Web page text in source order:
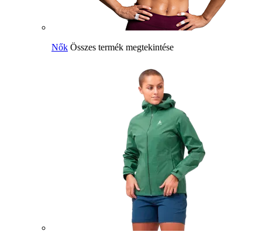
Nők Összes termék megtekintése